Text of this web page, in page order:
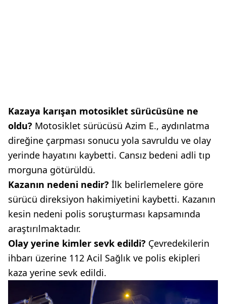
Kazaya karışan motosiklet sürücüsüne ne
oldu? Motosiklet sürücüsü Azim E., aydınlatma
direğine çarpması sonucu yola savruldu ve olay
yerinde hayatını kaybetti. Cansız bedeni adli tıp
morguna götürüldü.
Kazanın nedeni nedir? İlk belirlemelere göre
sürücü direksiyon hakimiyetini kaybetti. Kazanın
kesin nedeni polis soruşturması kapsamında
araştırılmaktadır.
Olay yerine kimler sevk edildi? Çevredekilerin
ihbarı üzerine 112 Acil Sağlık ve polis ekipleri
kaza yerine sevk edildi.